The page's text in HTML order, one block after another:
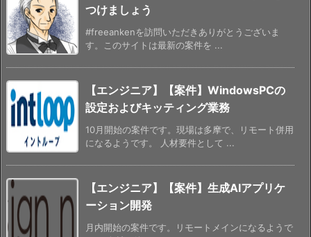
つけましょう
#freeankenを訪問いただきありがとうございま
す。このサイトは最新の案件を ...
【エンジニア】【案件】WindowsPCの
設定およびキッティング業務
10月開始の案件です。現場は多摩で、リモート併用
になるようです。 人材要件として ...
【エンジニア】【案件】生成AIアプリケ
ーション開発
月内開始の案件です。リモートメインになるようで